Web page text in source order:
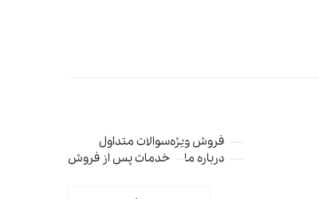
فروش ویژه
درباره ما
سوالات متداول
خدمات پس از فروش